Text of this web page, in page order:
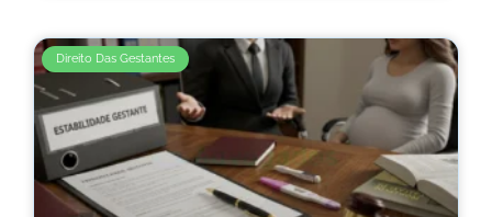
Direito Das Gestantes